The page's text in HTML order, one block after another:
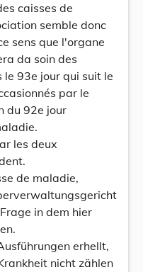
caisses de
semble donc
sens que l'organe
da soin des
93e jour qui suit le
par le
du 92e jour
les deux
de maladie,
in dem hier
erhellt,
nicht zählen